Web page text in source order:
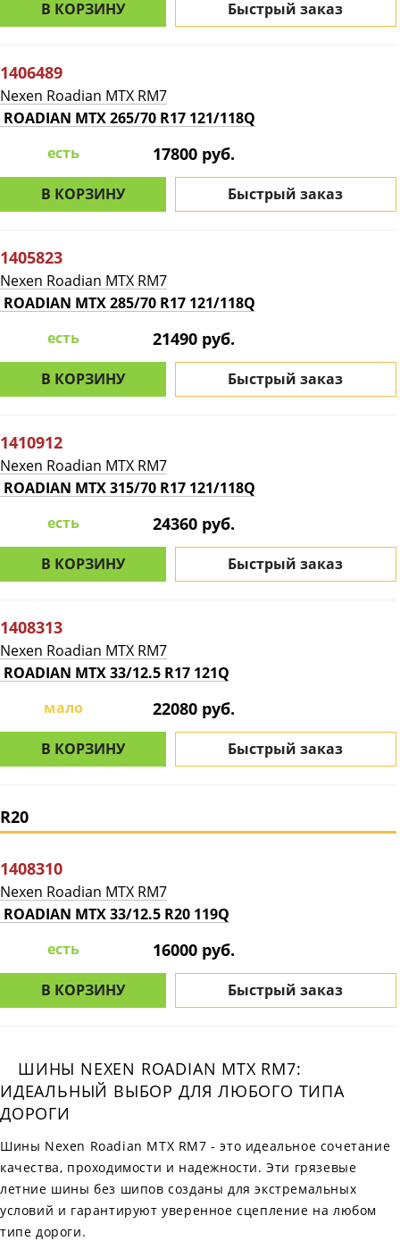
В КОРЗИНУ Быстрый заказ
1406489
Nexen Roadian MTX RM7
ROADIAN MTX 265/70 R17 121/118Q
есть
17800 руб.
В КОРЗИНУ Быстрый заказ
1405823
Nexen Roadian MTX RM7
ROADIAN MTX 285/70 R17 121/118Q
есть
21490 руб.
В КОРЗИНУ Быстрый заказ
1410912
Nexen Roadian MTX RM7
ROADIAN MTX 315/70 R17 121/118Q
есть
24360 руб.
В КОРЗИНУ Быстрый заказ
1408313
Nexen Roadian MTX RM7
ROADIAN MTX 33/12.5 R17 121Q
мало
22080 руб.
В КОРЗИНУ Быстрый заказ
R20
1408310
Nexen Roadian MTX RM7
ROADIAN MTX 33/12.5 R20 119Q
есть
16000 руб.
В КОРЗИНУ Быстрый заказ
ШИНЫ NEXEN ROADIAN MTX RM7:
ИДЕАЛЬНЫЙ ВЫБОР ДЛЯ ЛЮБОГО ТИПА
ДОРОГИ
Шины Nexen Roadian MTX RM7 - это идеальное сочетание
качества, проходимости и надежности. Эти грязевые
летние шины без шипов созданы для экстремальных
условий и гарантируют уверенное сцепление на любом
типе дороги.